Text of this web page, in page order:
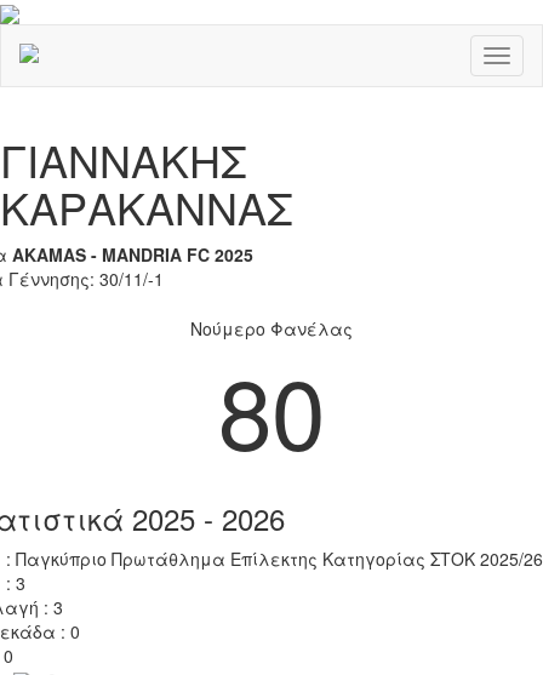
ΓΙΑΝΝΑΚΗΣ
ΚΑΡΑΚΑΝΝΑΣ
AKAMAS - MANDRIA FC 2025
30/11/-1
Νούμερο Φανέλας
80
2025 - 2026
: Παγκύπριο Πρωτάθλημα Επίλεκτης Κατηγορίας ΣΤΟΚ 2025/26
: 3
: 3
: 0